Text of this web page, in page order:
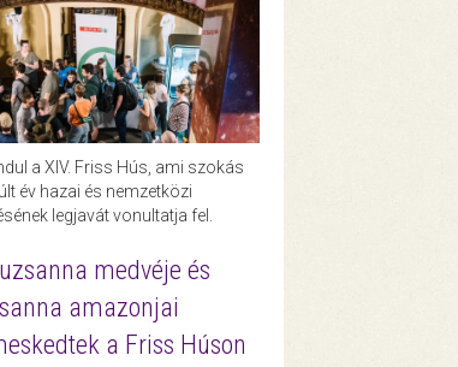
a XIV. Friss Hús, ami szokás
év hazai és nemzetközi
legjavát vonultatja fel.
medvéje és
amazonjai
a Friss Húson